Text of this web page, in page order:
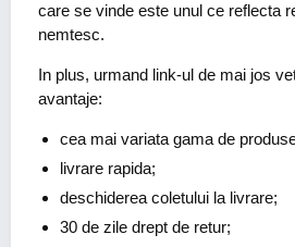
care se vinde este unul ce reflecta
nemtesc.
In plus, urmand link-ul de mai jos
avantaje:
cea mai variata gama de
livrare rapida;
deschiderea coletului la livrare;
30 de zile drept de retur;